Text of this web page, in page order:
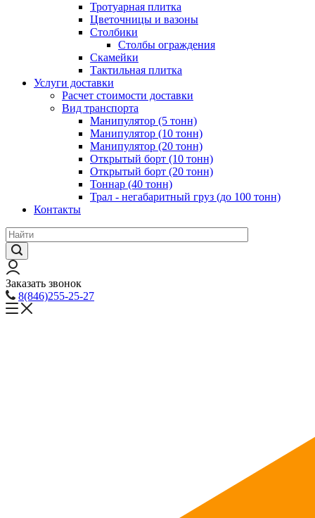
Тротуарная плитка
Цветочницы и вазоны
Столбики
Столбы ограждения
Скамейки
Тактильная плитка
Услуги доставки
Расчет стоимости доставки
Вид транспорта
Манипулятор (5 тонн)
Манипулятор (10 тонн)
Манипулятор (20 тонн)
Открытый борт (10 тонн)
Открытый борт (20 тонн)
Тоннар (40 тонн)
Трал - негабаритный груз (до 100 тонн)
Контакты
Заказать звонок
8(846)255-25-27